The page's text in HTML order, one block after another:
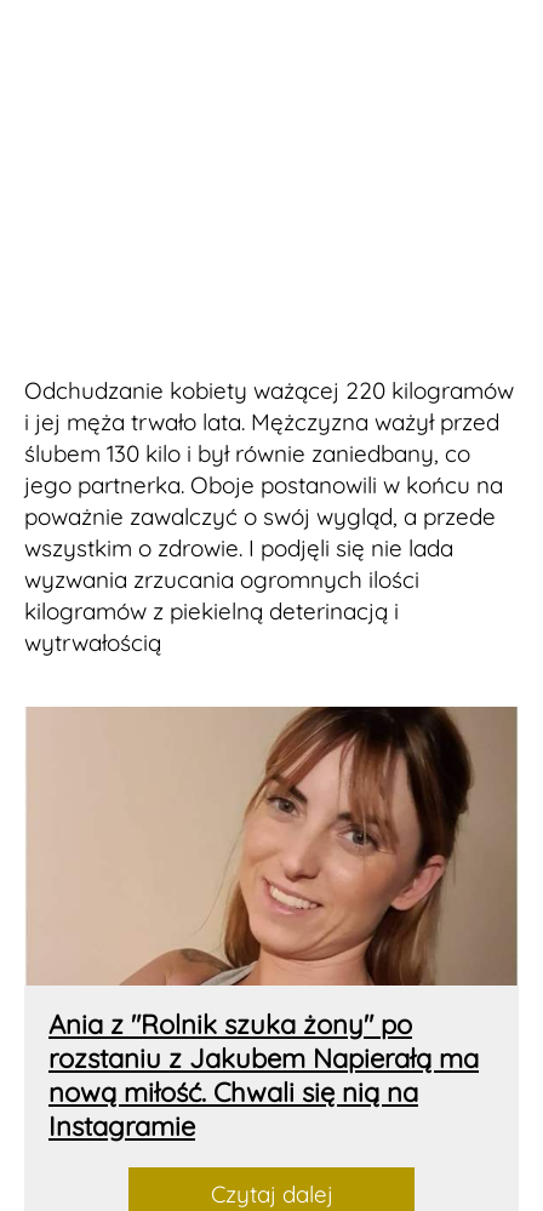
Odchudzanie kobiety ważącej 220 kilogramów
i jej męża trwało lata. Mężczyzna ważył przed
ślubem 130 kilo i był równie zaniedbany, co
jego partnerka. Oboje postanowili w końcu na
poważnie zawalczyć o swój wygląd, a przede
wszystkim o zdrowie. I podjęli się nie lada
wyzwania zrzucania ogromnych ilości
kilogramów z piekielną deterinacją i
wytrwałością
Ania z "Rolnik szuka żony" po
rozstaniu z Jakubem Napierałą ma
nową miłość. Chwali się nią na
Instagramie
Czytaj dalej